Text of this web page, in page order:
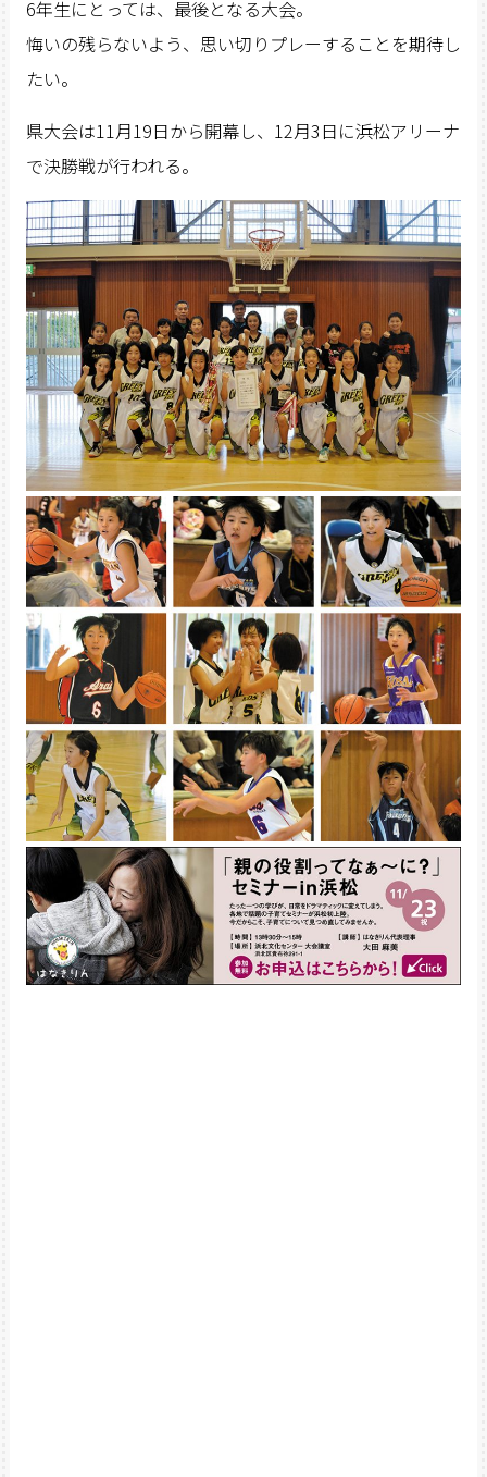
6年生にとっては、最後となる大会。
悔いの残らないよう、思い切りプレーすることを期待し
たい。
県大会は11月19日から開幕し、12月3日に浜松アリーナ
で決勝戦が行われる。